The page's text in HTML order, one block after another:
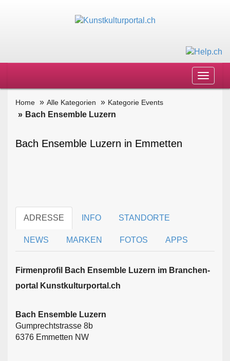
Toggle
Home Alle Kategorien Kategorie Events
Bach Ensemble Luzern
Bach Ensemble Luzern in Emmetten
ADRESSE INFO STANDORTE
NEWS MARKEN FOTOS APPS
Firmen­profil Bach Ensemble Luzern im Branchen­
portal Kunstkulturportal.ch
Bach Ensemble Luzern
Gumprechtstrasse 8b
6376 Emmetten NW